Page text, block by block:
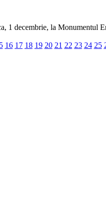
1 decembrie, la Monumentul
16 17 18 19 20 21 22 23 24 25